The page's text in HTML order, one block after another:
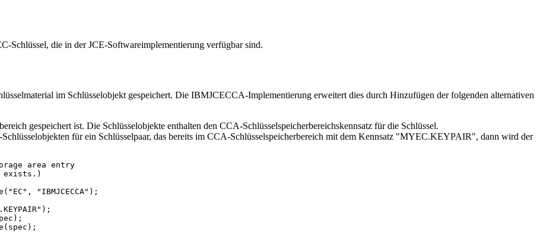
die in der JCE-Softwareimplementierung verfügbar sind.
im Schlüsselobjekt gespeichert. Die IBMJCECCA-Implementierung erweitert dies durch Hinzufügen der folgenden alternativen
gespeichert ist. Die Schlüsselobjekte enthalten den CCA-Schlüsselspeicherbereichskennsatz für die Schlüssel.
für ein Schlüsselpaar, das bereits im CCA-Schlüsselspeicherbereich mit dem Kennsatz "MYEC.KEYPAIR", dann wird der
area entry
exists.)
"IBMJCECCA");